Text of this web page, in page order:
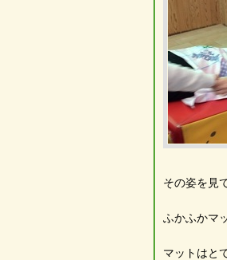
その姿を見
ふかふかマ
マットはと